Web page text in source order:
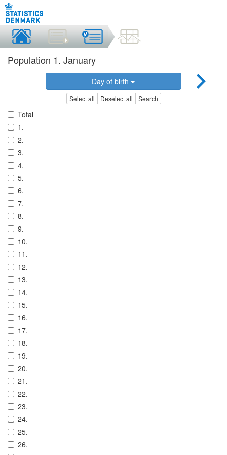
Population 1. January
Day of birth
Select all Deselect all Search
Total
1.
2.
3.
4.
5.
6.
7.
8.
9.
10.
11.
12.
13.
14.
15.
16.
17.
18.
19.
20.
21.
22.
23.
24.
25.
26.